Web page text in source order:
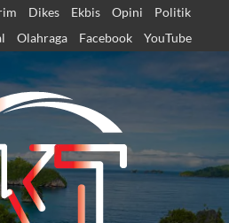
Dikes Ekbis Opini
Politik
Olahraga Facebook YouTube